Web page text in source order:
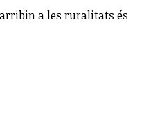
a les ruralitats és